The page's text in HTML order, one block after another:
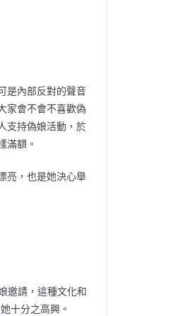
是內部反對的聲音
家會不會不喜歡偽
支持偽娘活動，於
滿額。
亮，也是她決心舉
請，這種文化和
十分之高興。